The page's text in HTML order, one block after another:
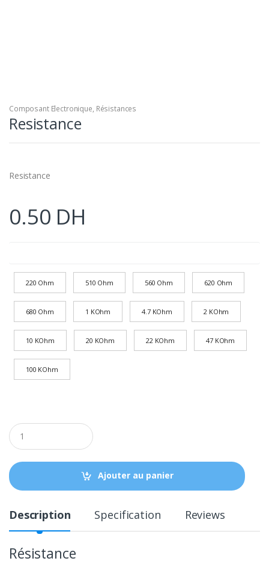
Composant Electronique, Résistances
Resistance
Resistance
0.50 DH
220 Ohm 510 Ohm 560 Ohm 620 Ohm
680 Ohm 1 KOhm 4.7 KOhm 2 KOhm
10 KOhm 20 KOhm 22 KOhm 47 KOhm
100 KOhm
Q
u
a
t
i
Ajouter au panier
Description Specification Reviews
Résistance